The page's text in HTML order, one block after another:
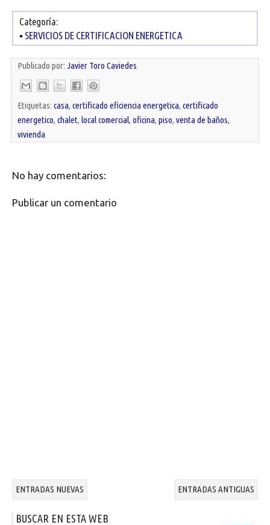
Categoría:
▪ SERVICIOS DE CERTIFICACION ENERGETICA
Publicado por: Javier Toro Caviedes
Etiquetas: casa, certificado eficiencia energetica, certificado
energetico, chalet, local comercial, oficina, piso, venta de baños,
vivienda
No hay comentarios:
Publicar un comentario
ENTRADAS NUEVAS ENTRADAS ANTIGUAS
BUSCAR EN ESTA WEB